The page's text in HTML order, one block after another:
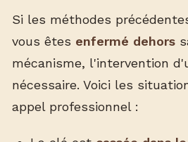
Si les méthodes
vous êtes enfermé dehors
mécanisme, l'intervention
nécessaire. Voici les
appel professionnel :